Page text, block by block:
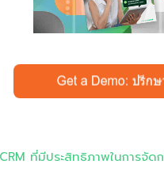
ที่มีประสิทธิภาพในการจัด